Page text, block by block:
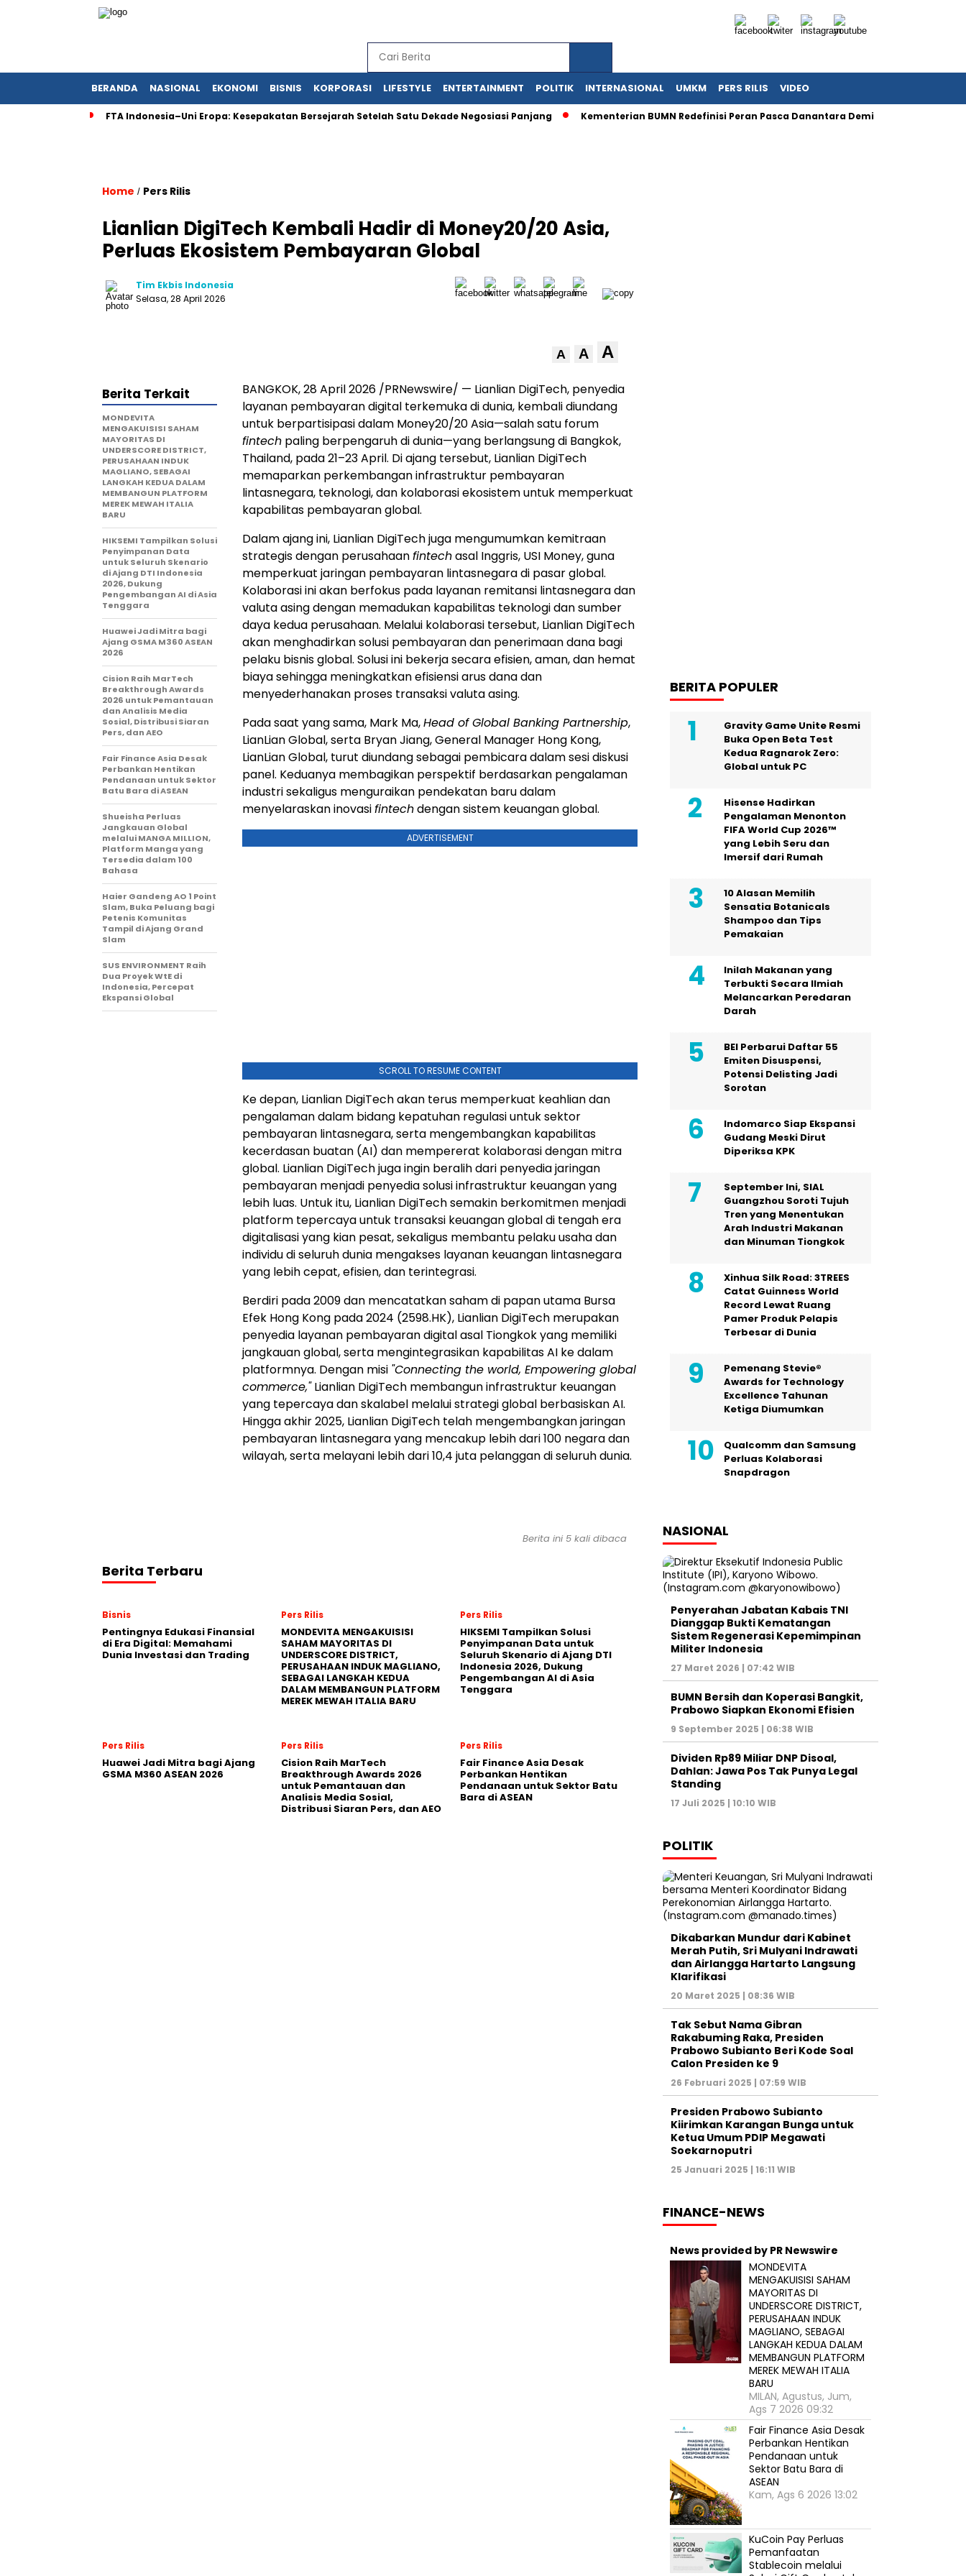
BERANDA NASIONAL EKONOMI BISNIS KORPORASI LIFESTYLE ENTERTAINMENT POLITIK INTERNASIONAL UMKM PERS RILIS VIDEO
FTA Indonesia–Uni Eropa: Kesepakatan Bersejarah Setelah Satu Dekade Negosiasi Panjang Kementerian BUMN Redefinisi Peran Pasca Danantara Demi Tata Kelola
Home / Pers Rilis
Lianlian DigiTech Kembali Hadir di Money20/20 Asia,
Perluas Ekosistem Pembayaran Global
Tim Ekbis Indonesia
Selasa, 28 April 2026
A A A
BANGKOK, 28 April 2026 /PRNewswire/ — Lianlian DigiTech, penyedia
layanan pembayaran digital terkemuka di dunia, kembali diundang
untuk berpartisipasi dalam Money20/20 Asia—salah satu forum
fintech paling berpengaruh di dunia—yang berlangsung di Bangkok,
Thailand, pada 21–23 April. Di ajang tersebut, Lianlian DigiTech
memaparkan perkembangan infrastruktur pembayaran
lintasnegara, teknologi, dan kolaborasi ekosistem untuk memperkuat
kapabilitas pembayaran global.
Dalam ajang ini, Lianlian DigiTech juga mengumumkan kemitraan
strategis dengan perusahaanfintechasal Inggris, USI Money, guna
memperkuat jaringan pembayaran lintasnegara di pasar global.
Kolaborasi ini akan berfokus pada layanan remitansi lintasnegara dan
valuta asing dengan memadukan kapabilitas teknologi dan sumber
daya kedua perusahaan. Melalui kolaborasi tersebut, Lianlian DigiTech
akan menghadirkan solusi pembayaran dan penerimaan dana bagi
pelaku bisnis global. Solusi ini bekerja secara efisien, aman, dan hemat
biaya sehingga meningkatkan efisiensi arus dana dan
menyederhanakan proses transaksi valuta asing.
Pada saat yang sama, Mark Ma,Head of Global Banking Partnership,
LianLian Global, serta Bryan Jiang, General Manager Hong Kong,
LianLian Global, turut diundang sebagai pembicara dalam sesi diskusi
panel. Keduanya membagikan perspektif berdasarkan pengalaman
industri sekaligus menguraikan pendekatan baru dalam
menyelaraskan inovasifintechdengan sistem keuangan global.
ADVERTISEMENT
SCROLL TO RESUME CONTENT
Ke depan, Lianlian DigiTech akan terus memperkuat keahlian dan
pengalaman dalam bidang kepatuhan regulasi untuk sektor
pembayaran lintasnegara, serta mengembangkan kapabilitas
kecerdasan buatan (AI) dan mempererat kolaborasi dengan mitra
global. Lianlian DigiTech juga ingin beralih dari penyedia jaringan
pembayaran menjadi penyedia solusi infrastruktur keuangan yang
lebih luas. Untuk itu, Lianlian DigiTech semakin berkomitmen menjadi
platform tepercaya untuk transaksi keuangan global di tengah era
digitalisasi yang kian pesat, sekaligus membantu pelaku usaha dan
individu di seluruh dunia mengakses layanan keuangan lintasnegara
yang lebih cepat, efisien, dan terintegrasi.
Berdiri pada 2009 dan mencatatkan saham di papan utama Bursa
Efek Hong Kong pada 2024 (2598.HK), Lianlian DigiTech merupakan
penyedia layanan pembayaran digital asal Tiongkok yang memiliki
jangkauan global, serta mengintegrasikan kapabilitas AI ke dalam
platformnya. Dengan misi "Connecting the world, Empowering global
commerce,"Lianlian DigiTech membangun infrastruktur keuangan
yang tepercaya dan skalabel melalui strategi global berbasiskan AI.
Hingga akhir 2025, Lianlian DigiTech telah mengembangkan jaringan
pembayaran lintasnegara yang mencakup lebih dari 100 negara dan
wilayah, serta melayani lebih dari 10,4 juta pelanggan di seluruh dunia.
Berita Terkait
MONDEVITA
MENGAKUISISI SAHAM
MAYORITAS DI
UNDERSCORE DISTRICT,
PERUSAHAAN INDUK
MAGLIANO, SEBAGAI
LANGKAH KEDUA DALAM
MEMBANGUN PLATFORM
MEREK MEWAH ITALIA
BARU
HIKSEMI Tampilkan Solusi
Penyimpanan Data
untuk Seluruh Skenario
di Ajang DTI Indonesia
2026, Dukung
Pengembangan AI di Asia
Tenggara
Huawei Jadi Mitra bagi
Ajang GSMA M360 ASEAN
2026
Cision Raih MarTech
Breakthrough Awards
2026 untuk Pemantauan
dan Analisis Media
Sosial, Distribusi Siaran
Pers, dan AEO
Fair Finance Asia Desak
Perbankan Hentikan
Pendanaan untuk Sektor
Batu Bara di ASEAN
Shueisha Perluas
Jangkauan Global
melalui MANGA MILLION,
Platform Manga yang
Tersedia dalam 100
Bahasa
Haier Gandeng AO 1 Point
Slam, Buka Peluang bagi
Petenis Komunitas
Tampil di Ajang Grand
Slam
SUS ENVIRONMENT Raih
Dua Proyek WtE di
Indonesia, Percepat
Ekspansi Global
Berita ini 5 kali dibaca
Berita Terbaru
Bisnis
Pentingnya Edukasi Finansial
di Era Digital: Memahami
Dunia Investasi dan Trading
Pers Rilis
MONDEVITA MENGAKUISISI
SAHAM MAYORITAS DI
UNDERSCORE DISTRICT,
PERUSAHAAN INDUK MAGLIANO,
SEBAGAI LANGKAH KEDUA
DALAM MEMBANGUN PLATFORM
MEREK MEWAH ITALIA BARU
Pers Rilis
HIKSEMI Tampilkan Solusi
Penyimpanan Data untuk
Seluruh Skenario di Ajang DTI
Indonesia 2026, Dukung
Pengembangan AI di Asia
Tenggara
Pers Rilis
Huawei Jadi Mitra bagi Ajang
GSMA M360 ASEAN 2026
Pers Rilis
Cision Raih MarTech
Breakthrough Awards 2026
untuk Pemantauan dan
Analisis Media Sosial,
Distribusi Siaran Pers, dan AEO
Pers Rilis
Fair Finance Asia Desak
Perbankan Hentikan
Pendanaan untuk Sektor Batu
Bara di ASEAN
BERITA POPULER
Gravity Game Unite Resmi
Buka Open Beta Test
Kedua Ragnarok Zero:
Global untuk PC
Hisense Hadirkan
Pengalaman Menonton
FIFA World Cup 2026™
yang Lebih Seru dan
Imersif dari Rumah
10 Alasan Memilih
Sensatia Botanicals
Shampoo dan Tips
Pemakaian
Inilah Makanan yang
Terbukti Secara Ilmiah
Melancarkan Peredaran
Darah
BEI Perbarui Daftar 55
Emiten Disuspensi,
Potensi Delisting Jadi
Sorotan
Indomarco Siap Ekspansi
Gudang Meski Dirut
Diperiksa KPK
September Ini, SIAL
Guangzhou Soroti Tujuh
Tren yang Menentukan
Arah Industri Makanan
dan Minuman Tiongkok
Xinhua Silk Road: 3TREES
Catat Guinness World
Record Lewat Ruang
Pamer Produk Pelapis
Terbesar di Dunia
Pemenang Stevie®
Awards for Technology
Excellence Tahunan
Ketiga Diumumkan
Qualcomm dan Samsung
Perluas Kolaborasi
Snapdragon
NASIONAL
Penyerahan Jabatan Kabais TNI
Dianggap Bukti Kematangan
Sistem Regenerasi Kepemimpinan
Militer Indonesia
27 Maret 2026 | 07:42 WIB
BUMN Bersih dan Koperasi Bangkit,
Prabowo Siapkan Ekonomi Efisien
9 September 2025 | 06:38 WIB
Dividen Rp89 Miliar DNP Disoal,
Dahlan: Jawa Pos Tak Punya Legal
Standing
17 Juli 2025 | 10:10 WIB
POLITIK
Dikabarkan Mundur dari Kabinet
Merah Putih, Sri Mulyani Indrawati
dan Airlangga Hartarto Langsung
Klarifikasi
20 Maret 2025 | 08:36 WIB
Tak Sebut Nama Gibran
Rakabuming Raka, Presiden
Prabowo Subianto Beri Kode Soal
Calon Presiden ke 9
26 Februari 2025 | 07:59 WIB
Presiden Prabowo Subianto
Kiirimkan Karangan Bunga untuk
Ketua Umum PDIP Megawati
Soekarnoputri
25 Januari 2025 | 16:11 WIB
FINANCE-NEWS
News provided by PR Newswire
MONDEVITA
MENGAKUISISI SAHAM
MAYORITAS DI
UNDERSCORE DISTRICT,
PERUSAHAAN INDUK
MAGLIANO, SEBAGAI
LANGKAH KEDUA DALAM
MEMBANGUN PLATFORM
MEREK MEWAH ITALIA
BARU
MILAN, Agustus, Jum,
Ags 7 2026 09:32
Fair Finance Asia Desak
Perbankan Hentikan
Pendanaan untuk
Sektor Batu Bara di
ASEAN
Kam, Ags 6 2026 13:02
KuCoin Pay Perluas
Pemanfaatan
Stablecoin melalui